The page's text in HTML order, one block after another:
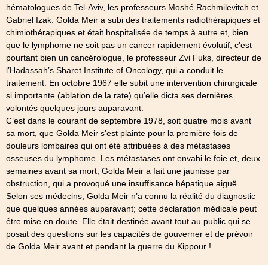
hématologues de Tel-Aviv, les professeurs Moshé Rachmilevitch et
Gabriel Izak. Golda Meir a subi des traitements radiothérapiques et
chimiothérapiques et était hospitalisée de temps à autre et, bien
que le lymphome ne soit pas un cancer rapidement évolutif, c’est
pourtant bien un cancérologue, le professeur Zvi Fuks, directeur de
l’Hadassah’s Sharet Institute of Oncology, qui a conduit le
traitement. En octobre 1967 elle subit une intervention chirurgicale
si importante (ablation de la rate) qu’elle dicta ses dernières
volontés quelques jours auparavant.
C’est dans le courant de septembre 1978, soit quatre mois avant
sa mort, que Golda Meir s’est plainte pour la première fois de
douleurs lombaires qui ont été attribuées à des métastases
osseuses du lymphome. Les métastases ont envahi le foie et, deux
semaines avant sa mort, Golda Meir a fait une jaunisse par
obstruction, qui a provoqué une insuffisance hépatique aiguë.
Selon ses médecins, Golda Meir n’a connu la réalité du diagnostic
que quelques années auparavant; cette déclaration médicale peut
être mise en doute. Elle était destinée avant tout au public qui se
posait des questions sur les capacités de gouverner et de prévoir
de Golda Meir avant et pendant la guerre du Kippour !